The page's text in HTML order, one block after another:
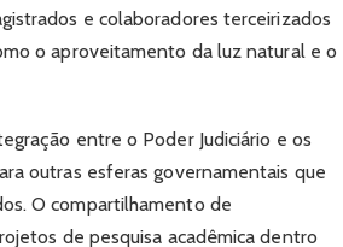
e colaboradores terceirizados
o aproveitamento da luz natural e o
entre o Poder Judiciário e os
outras esferas governamentais que
O compartilhamento de
de pesquisa acadêmica dentro